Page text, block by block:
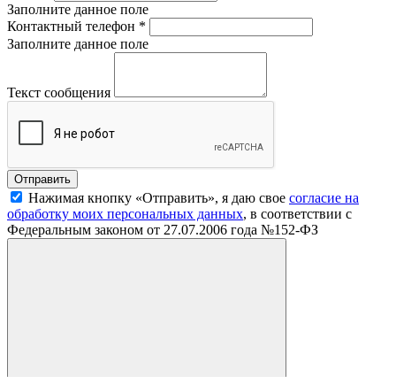
Заполните данное поле
Контактный телефон *
Заполните данное поле
Текст сообщения
Нажимая кнопку «Отправить», я даю свое согласие на
обработку моих персональных данных, в соответствии с
Федеральным законом от 27.07.2006 года №152-ФЗ